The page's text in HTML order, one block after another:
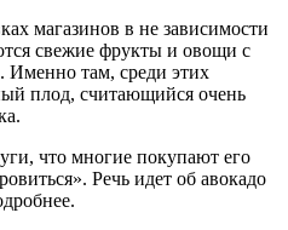
магазинов в не зависимости
свежие фрукты и овощи с
Именно там, среди этих
плод, считающийся очень
что многие покупают его
Речь идет об авокадо